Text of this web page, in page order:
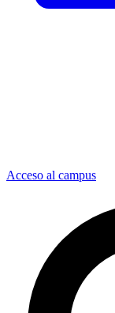
Acceso al campus